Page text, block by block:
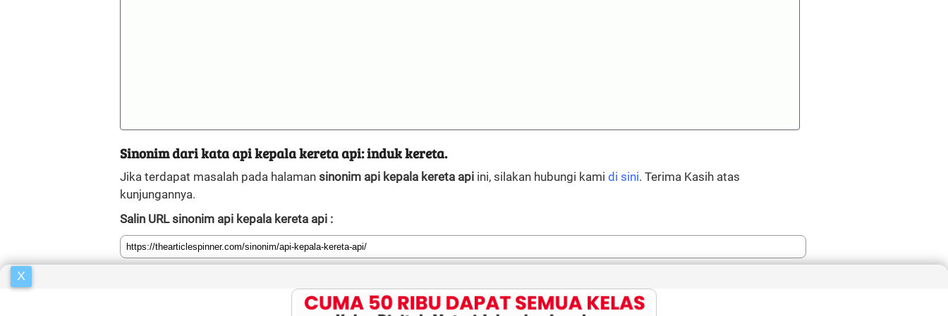
X
Sinonim dari kata api kepala kereta api: induk kereta.
Jika terdapat masalah pada halaman sinonim api kepala kereta api ini, silakan hubungi kami di sini. Terima Kasih atas
kunjungannya.
Salin URL sinonim api kepala kereta api :
Sinonim berdasar huruf awal: